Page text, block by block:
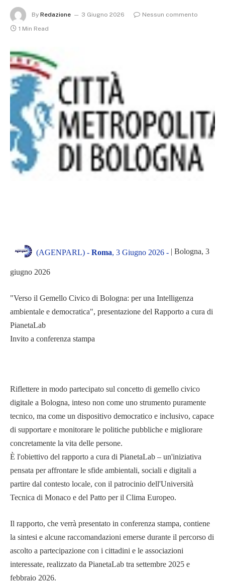
By Redazione 3 Giugno 2026
Nessun commento
1 Min Read
(AGENPARL) - Roma, 3 Giugno 2026 - | Bologna, 3
giugno 2026
"Verso il Gemello Civico di Bologna: per una Intelligenza
ambientale e democratica", presentazione del Rapporto a cura di
PianetaLab
Invito a conferenza stampa
Riflettere in modo partecipato sul concetto di gemello civico
digitale a Bologna, inteso non come uno strumento puramente
tecnico, ma come un dispositivo democratico e inclusivo, capace
di supportare e monitorare le politiche pubbliche e migliorare
concretamente la vita delle persone.
È l'obiettivo del rapporto a cura di PianetaLab – un'iniziativa
pensata per affrontare le sfide ambientali, sociali e digitali a
partire dal contesto locale, con il patrocinio dell'Università
Tecnica di Monaco e del Patto per il Clima Europeo.
Il rapporto, che verrà presentato in conferenza stampa, contiene
la sintesi e alcune raccomandazioni emerse durante il percorso di
ascolto a partecipazione con i cittadini e le associazioni
interessate, realizzato da PianetaLab tra settembre 2025 e
febbraio 2026.